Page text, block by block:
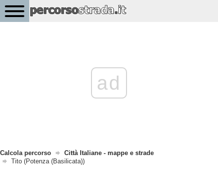
ad
Calcola percorso
Città Italiane - mappe e strade
Tito (Potenza (Basilicata))